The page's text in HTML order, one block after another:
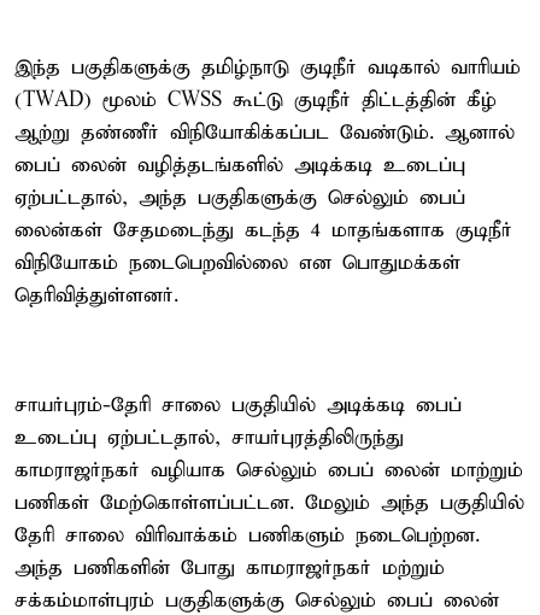
இந்த பகுதிகளுக்கு தமிழ்நாடு குடிநீர் வடிகால் வாரியம்
(TWAD) மூலம் CWSS கூட்டு குடிநீர் திட்டத்தின் கீழ்
ஆற்று தண்ணீர் விநியோகிக்கப்பட வேண்டும். ஆனால்
பைப் லைன் வழித்தடங்களில் அடிக்கடி உடைப்பு
ஏற்பட்டதால், அந்த பகுதிகளுக்கு செல்லும் பைப்
லைன்கள் சேதமடைந்து கடந்த 4 மாதங்களாக குடிநீர்
விநியோகம் நடைபெறவில்லை என பொதுமக்கள்
தெரிவித்துள்ளனர்.
சாயர்புரம்-தேரி சாலை பகுதியில் அடிக்கடி பைப்
உடைப்பு ஏற்பட்டதால், சாயர்புரத்திலிருந்து
காமராஜர்நகர் வழியாக செல்லும் பைப் லைன் மாற்றும்
பணிகள் மேற்கொள்ளப்பட்டன. மேலும் அந்த பகுதியில்
தேரி சாலை விரிவாக்கம் பணிகளும் நடைபெற்றன.
அந்த பணிகளின் போது காமராஜர்நகர் மற்றும்
சக்கம்மாள்புரம் பகுதிகளுக்கு செல்லும் பைப் லைன்